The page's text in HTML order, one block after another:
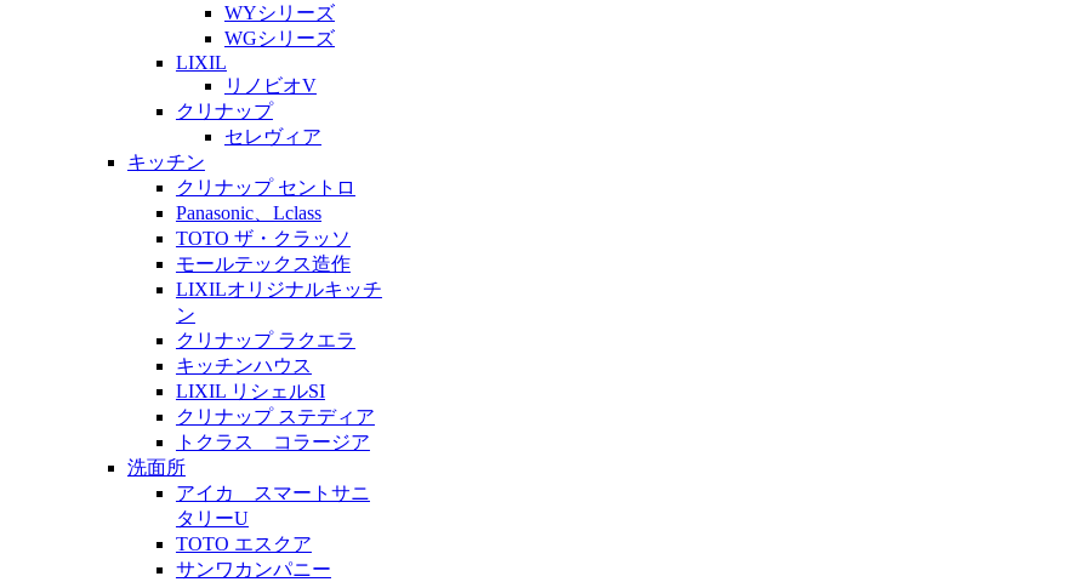
WYシリーズ
WGシリーズ
LIXIL
リノビオV
クリナップ
セレヴィア
キッチン
クリナップ セントロ
Panasonic、Lclass
TOTO ザ・クラッソ
モールテックス造作
LIXILオリジナルキッチ
ン
クリナップ ラクエラ
キッチンハウス
LIXIL リシェルSI
クリナップ ステディア
トクラス コラージア
洗面所
アイカ スマートサニ
タリーU
TOTO エスクア
サンワカンパニー